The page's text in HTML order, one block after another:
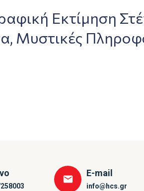
Εκτίμηση
Μυστικές
E-mail
info@hcs.gr